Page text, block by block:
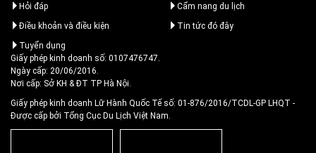
Hỏi đáp
Cẩm nang du lịch
Điều khoản và điều kiện
Tin tức đó đây
Tuyển dụng
Giấy phép kinh doanh số: 0107476747.
Ngày cấp: 20/06/2016.
Nơi cấp: Sở KH & ĐT TP Hà Nội.
Giấy phép kinh doanh Lữ Hành Quốc Tế số: 01-876/2016/TCDL-GP LHQT -
Được cấp bởi Tổng Cục Du Lịch Việt Nam.